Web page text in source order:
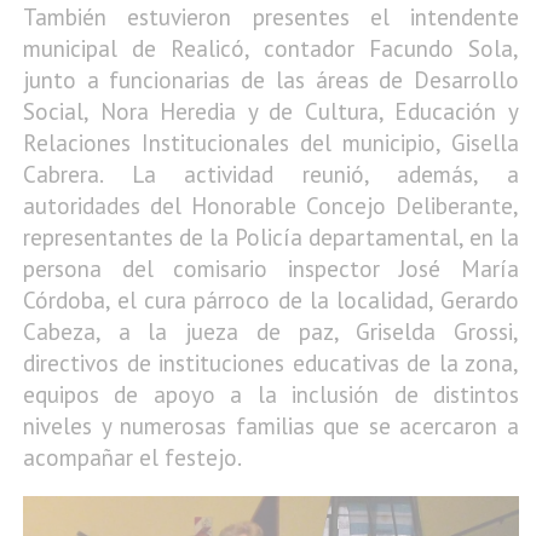
También estuvieron presentes el intendente
municipal de Realicó, contador Facundo Sola,
junto a funcionarias de las áreas de Desarrollo
Social, Nora Heredia y de Cultura, Educación y
Relaciones Institucionales del municipio, Gisella
Cabrera. La actividad reunió, además, a
autoridades del Honorable Concejo Deliberante,
representantes de la Policía departamental, en la
persona del comisario inspector José María
Córdoba, el cura párroco de la localidad, Gerardo
Cabeza, a la jueza de paz, Griselda Grossi,
directivos de instituciones educativas de la zona,
equipos de apoyo a la inclusión de distintos
niveles y numerosas familias que se acercaron a
acompañar el festejo.